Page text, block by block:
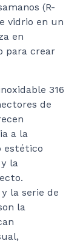
(R-
vidrio en un
en
para crear
316
de
a la
estético
la
la serie de
la